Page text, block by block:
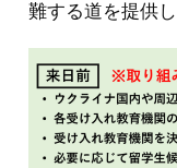
難する道を提供